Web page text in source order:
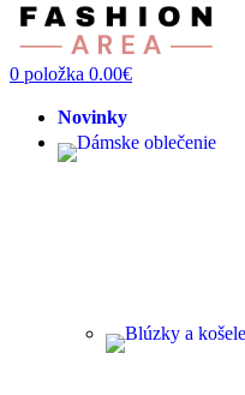
0 položka 0.00€
Novinky